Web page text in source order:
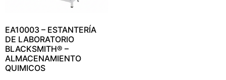
EA10003 – ESTANTERÍA
DE LABORATORIO
BLACKSMITH® –
ALMACENAMIENTO
QUIMICOS